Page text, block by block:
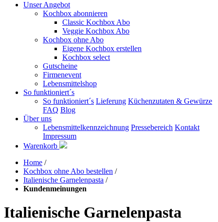
Unser Angebot
Kochbox abonnieren
Classic Kochbox Abo
Veggie Kochbox Abo
Kochbox ohne Abo
Eigene Kochbox erstellen
Kochbox select
Gutscheine
Firmenevent
Lebensmittelshop
So funktioniert´s
So funktioniert´s Lieferung Küchenzutaten & Gewürze
FAQ Blog
Über uns
Lebensmittelkennzeichnung Pressebereich Kontakt
Impressum
Warenkorb
Home /
Kochbox ohne Abo bestellen /
Italienische Garnelenpasta /
Kundenmeinungen
Italienische Garnelenpasta